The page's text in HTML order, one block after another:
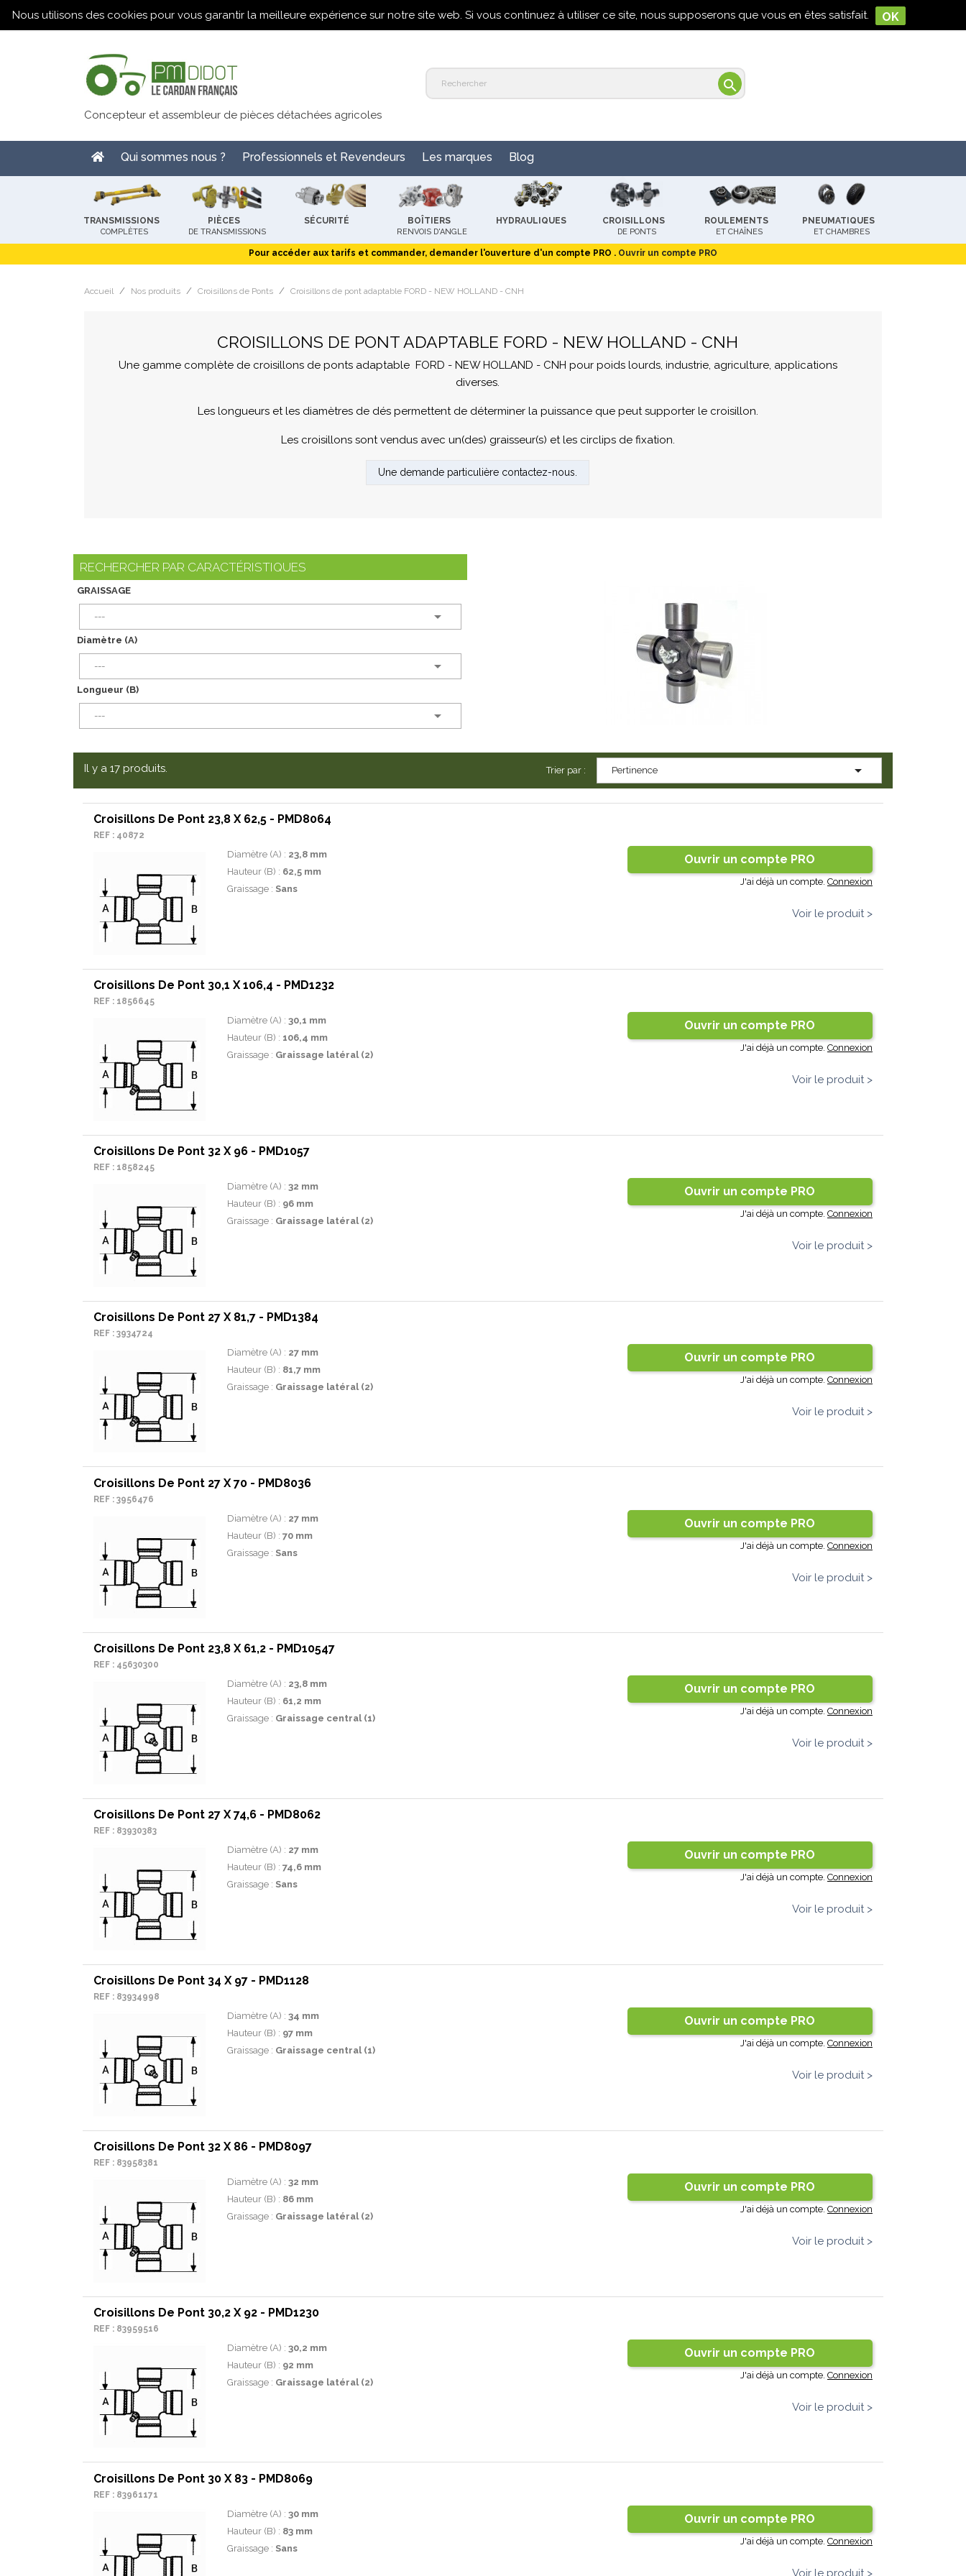
Nous utilisons des cookies pour vous garantir la meilleure expérience sur notre site web. Si vous continuez à utiliser ce site, nous supposerons que vous en êtes satisfait. OK
PM-DIDOT Le Cardan Français +33 (0)2 31 25 40 07  Connexion
Concepteur et assembleur de pièces détachées agricoles

Qui sommes nous ? Professionnels et Revendeurs Les marques Blog
TRANSMISSIONS
COMPLÈTES
PIÈCES
DE TRANSMISSIONS
SÉCURITÉ BOÎTIERS
RENVOIS D'ANGLE
HYDRAULIQUES CROISILLONS
DE PONTS
ROULEMENTS
ET CHAÎNES
PNEUMATIQUES
ET CHAMBRES
Pour accéder aux tarifs et commander, demander l'ouverture d'un compte PRO . Ouvrir un compte PRO
Accueil Nos produits Croisillons de Ponts Croisillons de pont adaptable FORD - NEW HOLLAND - CNH
CROISILLONS DE PONT ADAPTABLE FORD - NEW HOLLAND - CNH
Une gamme complète de croisillons de ponts adaptable FORD - NEW HOLLAND - CNH pour poids lourds, industrie, agriculture, applications
diverses.
Les longueurs et les diamètres de dés permettent de déterminer la puissance que peut supporter le croisillon.
Les croisillons sont vendus avec un(des) graisseur(s) et les circlips de fixation.
Une demande particulière contactez-nous.
RECHERCHER PAR CARACTÉRISTIQUES
GRAISSAGE
--- 
Diamètre (A)
--- 
Longueur (B)
--- 
Il y a 17 produits. Trier par : Pertinence 
Croisillons De Pont 23,8 X 62,5 - PMD8064
REF : 40872
Diamètre (A) : 23,8 mm
Hauteur (B) : 62,5 mm
Graissage : Sans
Ouvrir un compte PRO
J'ai déjà un compte. Connexion
Voir le produit >
Croisillons De Pont 30,1 X 106,4 - PMD1232
REF : 1856645
Diamètre (A) : 30,1 mm
Hauteur (B) : 106,4 mm
Graissage : Graissage latéral (2)
Ouvrir un compte PRO
J'ai déjà un compte. Connexion
Voir le produit >
Croisillons De Pont 32 X 96 - PMD1057
REF : 1858245
Diamètre (A) : 32 mm
Hauteur (B) : 96 mm
Graissage : Graissage latéral (2)
Ouvrir un compte PRO
J'ai déjà un compte. Connexion
Voir le produit >
Croisillons De Pont 27 X 81,7 - PMD1384
REF : 3934724
Diamètre (A) : 27 mm
Hauteur (B) : 81,7 mm
Graissage : Graissage latéral (2)
Ouvrir un compte PRO
J'ai déjà un compte. Connexion
Voir le produit >
Croisillons De Pont 27 X 70 - PMD8036
REF : 3956476
Diamètre (A) : 27 mm
Hauteur (B) : 70 mm
Graissage : Sans
Ouvrir un compte PRO
J'ai déjà un compte. Connexion
Voir le produit >
Croisillons De Pont 23,8 X 61,2 - PMD10547
REF : 45630300
Diamètre (A) : 23,8 mm
Hauteur (B) : 61,2 mm
Graissage : Graissage central (1)
Ouvrir un compte PRO
J'ai déjà un compte. Connexion
Voir le produit >
Croisillons De Pont 27 X 74,6 - PMD8062
REF : 83930383
Diamètre (A) : 27 mm
Hauteur (B) : 74,6 mm
Graissage : Sans
Ouvrir un compte PRO
J'ai déjà un compte. Connexion
Voir le produit >
Croisillons De Pont 34 X 97 - PMD1128
REF : 83934998
Diamètre (A) : 34 mm
Hauteur (B) : 97 mm
Graissage : Graissage central (1)
Ouvrir un compte PRO
J'ai déjà un compte. Connexion
Voir le produit >
Croisillons De Pont 32 X 86 - PMD8097
REF : 83958381
Diamètre (A) : 32 mm
Hauteur (B) : 86 mm
Graissage : Graissage latéral (2)
Ouvrir un compte PRO
J'ai déjà un compte. Connexion
Voir le produit >
Croisillons De Pont 30,2 X 92 - PMD1230
REF : 83959516
Diamètre (A) : 30,2 mm
Hauteur (B) : 92 mm
Graissage : Graissage latéral (2)
Ouvrir un compte PRO
J'ai déjà un compte. Connexion
Voir le produit >
Croisillons De Pont 30 X 83 - PMD8069
REF : 83961171
Diamètre (A) : 30 mm
Hauteur (B) : 83 mm
Graissage : Sans
Ouvrir un compte PRO
J'ai déjà un compte. Connexion
Voir le produit >